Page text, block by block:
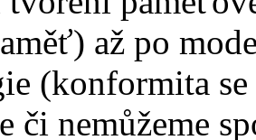
až po
(konformita
či nemůžeme